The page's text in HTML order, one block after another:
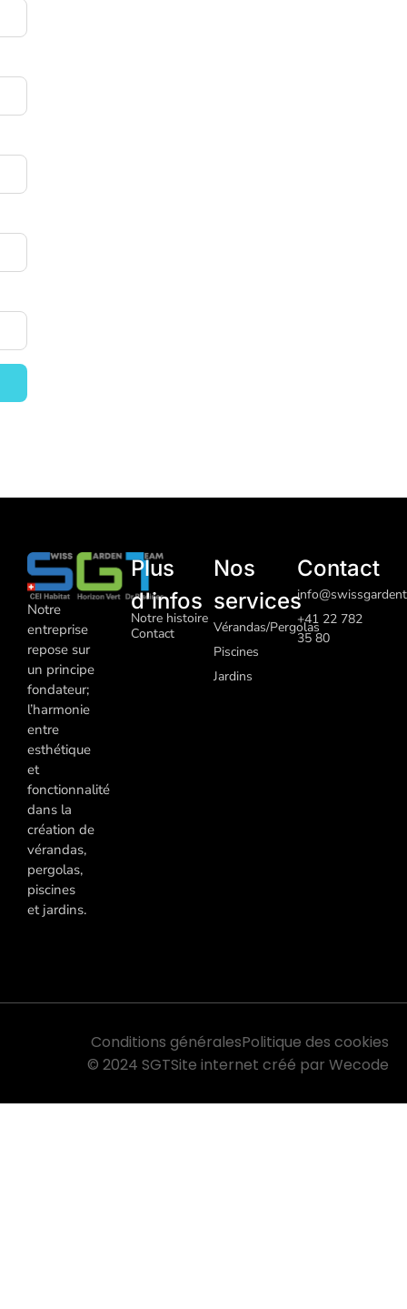
Notre
entreprise
repose sur
un principe
fondateur;
l’harmonie
entre
esthétique
et
fonctionnalité
dans la
création de
vérandas,
pergolas,
piscines
et jardins.
Plus
d'infos
Notre histoire
Contact
Nos
services
Vérandas/Pergolas
Piscines
Jardins
Contact
+41 22 782
35 80
Conditions généralesPolitique des cookies
© 2024 SGTSite internet créé par Wecode